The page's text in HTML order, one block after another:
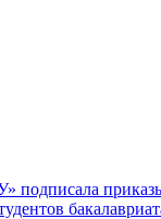
подписала